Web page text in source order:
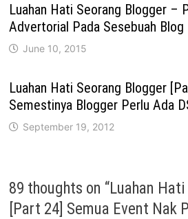
Luahan Hati Seorang Blogger –
Advertorial Pada Sesebuah Blog
June 10, 2015
Luahan Hati Seorang Blogger
Semestinya Blogger Perlu Ada
September 19, 2012
89 thoughts on “Luahan
[Part 24] Semua Event Nak